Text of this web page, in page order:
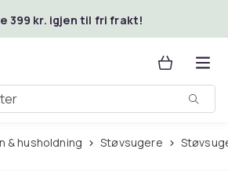
399 kr. igjen til fri frakt!
& husholdning Støvsugere